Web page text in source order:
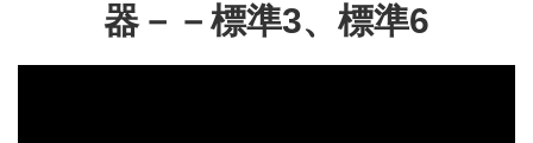
器－－標準3、標準6